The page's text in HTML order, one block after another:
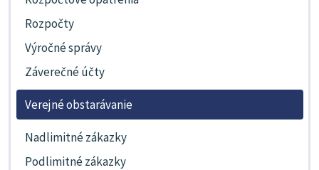
Rozpočty
Výročné správy
Záverečné účty
Verejné obstarávanie
Nadlimitné zákazky
Podlimitné zákazky